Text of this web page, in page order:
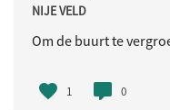
NIJE VELD
1 0